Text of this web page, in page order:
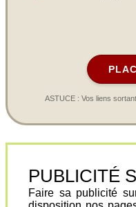
ASTUCE : Vos liens
PUBLICITÉ
Faire sa publicité